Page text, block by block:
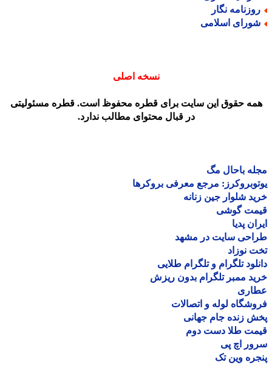
نگار
اسلامی
نسخه اصلی
حقوق این سایت برای قطره محفوظ است. قطره مسئولیتی
در قبال محتوای مطالب ندارد.
باحال مگ
مرجع معرفی بروکرها
شلوار جین زنانه
گوشی
پدیا
سایت در مشهد
نوزاد
تلگرام و تلگرام طلایی
ممبر تلگرام بدون ریزش
لوله و اتصالات
زنده جام جهانی
طلا دست دوم
اچ پی
وین تک